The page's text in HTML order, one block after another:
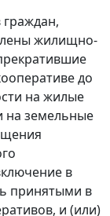
жилищно-
до
на жилые
на земельные
в
принятыми в
и (или)